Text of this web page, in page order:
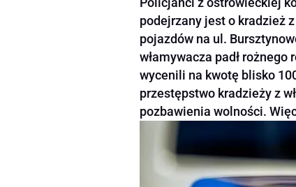
podejrzany jest o kradzież
pojazdów na ul.
włamywacza padł
wycenili na kwotę blisko
przestępstwo kradzieży z
pozbawienia wolności.